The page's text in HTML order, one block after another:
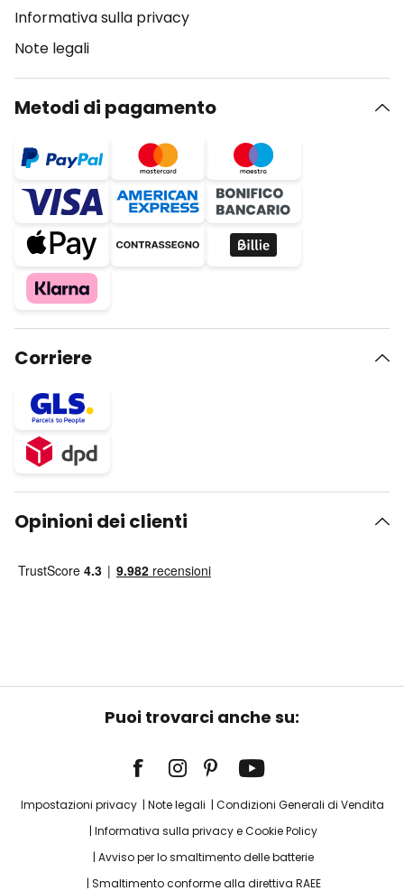
Informativa sulla privacy
Note legali
Metodi di pagamento
Corriere
Opinioni dei clienti
Puoi trovarci anche su:
Impostazioni privacy Note legali
Condizioni Generali di Vendita
Informativa sulla privacy e Cookie Policy
Avviso per lo smaltimento delle batterie
Smaltimento conforme alla direttiva RAEE